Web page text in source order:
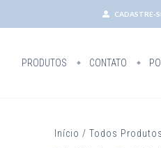
CADASTRE-
PRODUTOS CONTATO
Início / Todos Produtos